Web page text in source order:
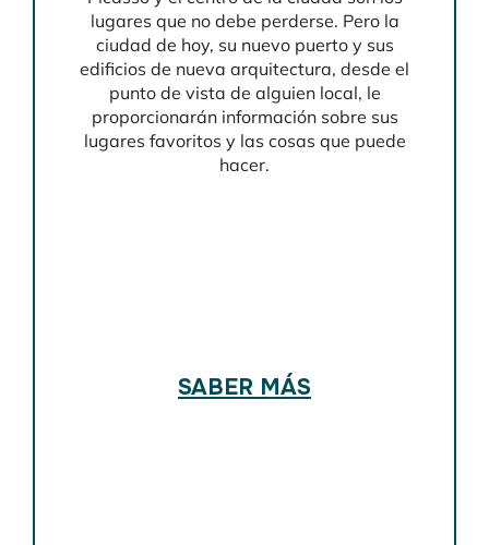
lugares que no debe perderse. Pero la
ciudad de hoy, su nuevo puerto y sus
edificios de nueva arquitectura, desde el
punto de vista de alguien local, le
proporcionarán información sobre sus
lugares favoritos y las cosas que puede
hacer.
SABER MÁS